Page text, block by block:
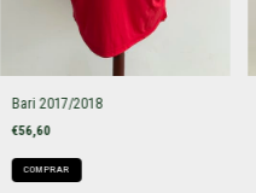
Bari 2017/2018
€56,60
COMPRAR